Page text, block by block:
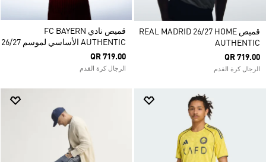
قميص REAL MADRID 26/27 HOME
AUTHENTIC
QR 719.00
الرجال كرة القدم
قميص نادي FC BAYERN
AUTHENTIC الأساسي لموسم 26/27
QR 719.00
الرجال كرة القدم